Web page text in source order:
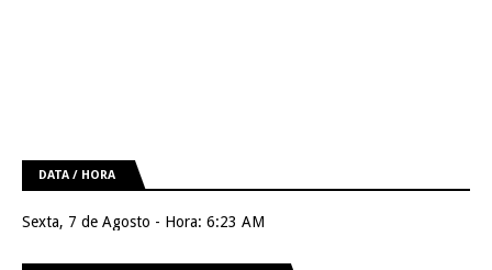
DATA / HORA
Sexta, 7 de Agosto - Hora: 6:23 AM